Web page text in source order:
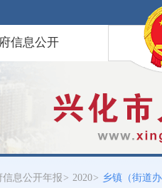
信息公开
信息公开年报 > 2020> 乡镇（街道办